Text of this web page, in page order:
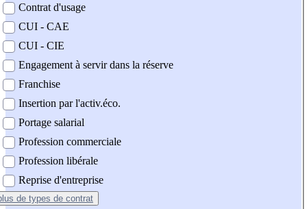
Contrat d'usage
CUI - CAE
CUI - CIE
Engagement à servir dans la réserve
Franchise
Insertion par l'activ.éco.
Portage salarial
Profession commerciale
Profession libérale
Reprise d'entreprise
de types de contrat